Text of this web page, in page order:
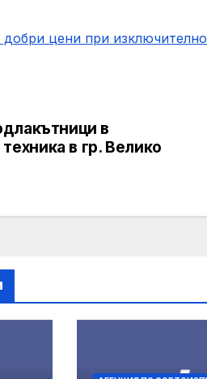
добри цени при
в
в гр. Велико